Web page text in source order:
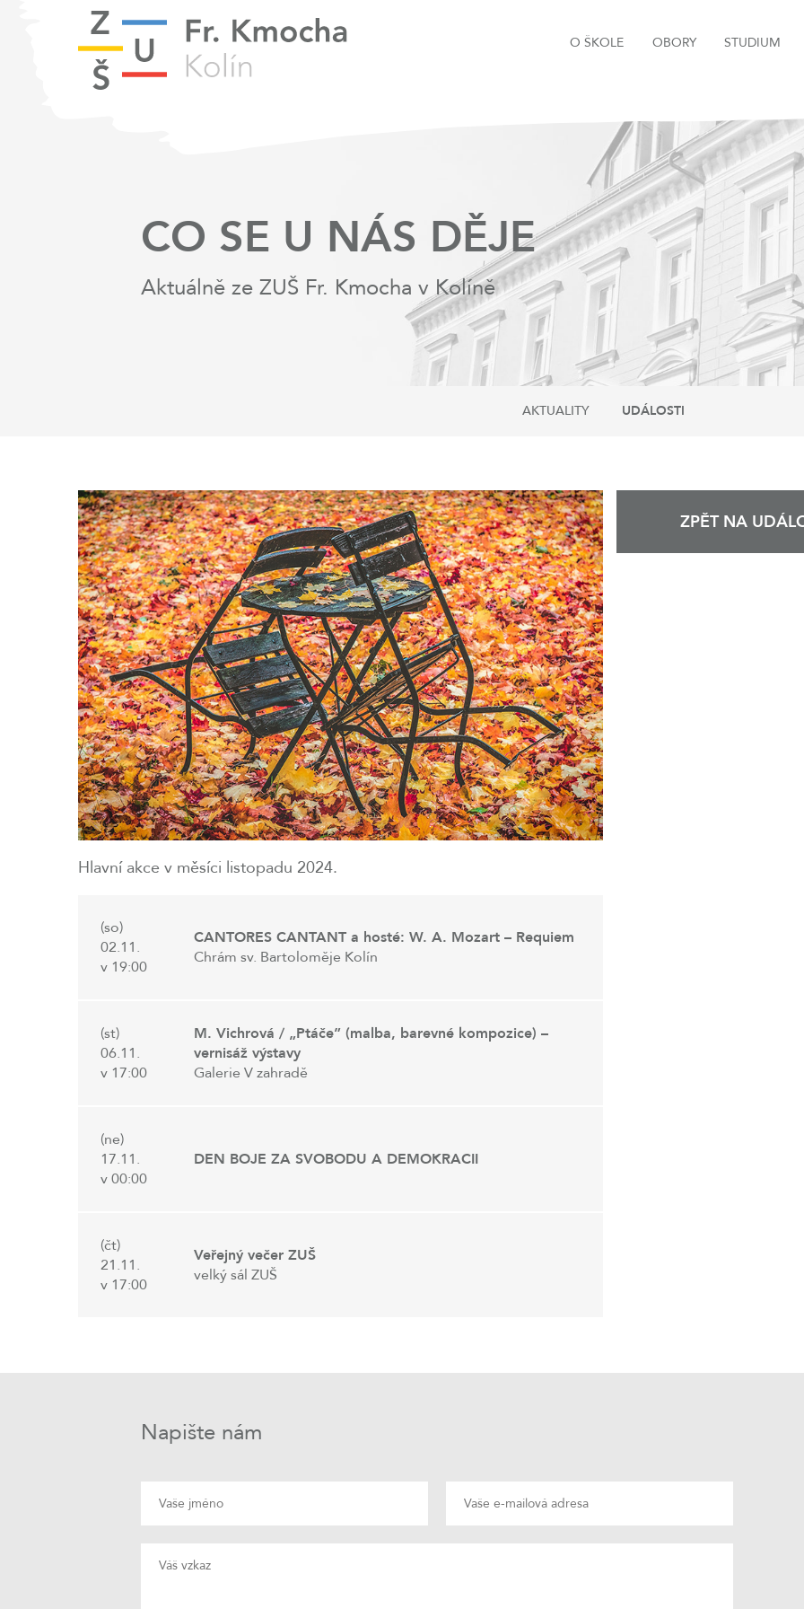
O ŠKOLE OBORY STUDIUM
CO SE U NÁS DĚJE
Aktuálně ze ZUŠ Fr. Kmocha v Kolíně
AKTUALITY UDÁLOSTI
Hlavní akce v měsíci listopadu 2024.
(so)
02.11.
v 19:00
CANTORES CANTANT a hosté: W. A. Mozart – Requiem
Chrám sv. Bartoloměje Kolín
(st)
06.11.
v 17:00
M. Vichrová / „Ptáče” (malba, barevné kompozice) –
vernisáž výstavy
Galerie V zahradě
(ne)
17.11.
v 00:00
DEN BOJE ZA SVOBODU A DEMOKRACII
(čt)
21.11.
v 17:00
Veřejný večer ZUŠ
velký sál ZUŠ
ZPĚT NA
Napište nám